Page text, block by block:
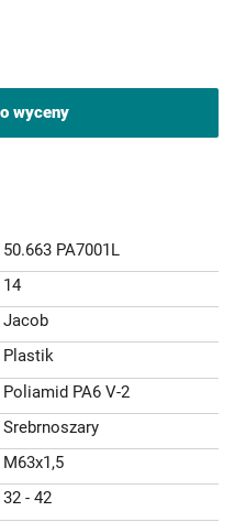
wyceny
50.663 PA7001L
14
Jacob
Plastik
Poliamid PA6 V-2
Srebrnoszary
M63x1,5
32 - 42